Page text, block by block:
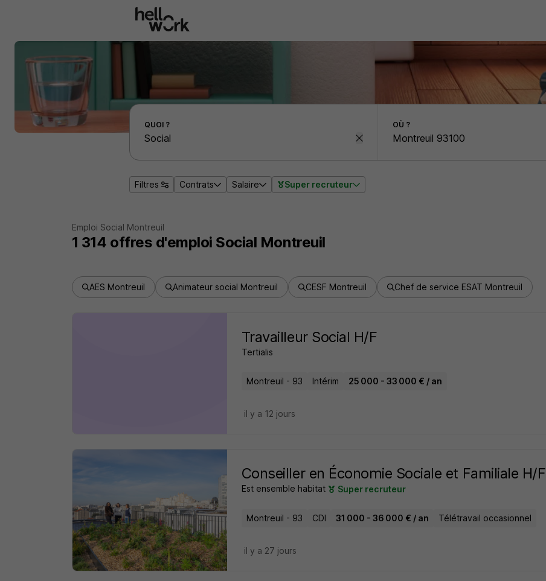
Effectuer une recherche d'emploi par localité
QUOI ? OÙ ?
Filtres Contrats Salaire Super recruteur
Emploi Social Montreuil
1 314 offres d'emploi Social Montreuil
AES Montreuil Animateur social Montreuil CESF Montreuil Chef de service ESAT Montreuil
Travailleur Social H/F
Tertialis
Montreuil - 93 Intérim 25 000 - 33 000 € / an
il y a 12 jours
Conseiller en Économie Sociale et Familiale H/F
Est ensemble habitat Super recruteur
Montreuil - 93 CDI 31 000 - 36 000 € / an Télétravail occasionnel
il y a 27 jours